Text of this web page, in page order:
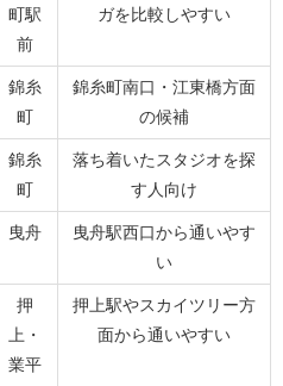
町駅
前
ガを比較しやすい
錦糸
町
錦糸町南口・江東橋方面
の候補
錦糸
町
落ち着いたスタジオを探
す人向け
曳舟
曳舟駅西口から通いやす
い
押
上・
業平
押上駅やスカイツリー方
面から通いやすい